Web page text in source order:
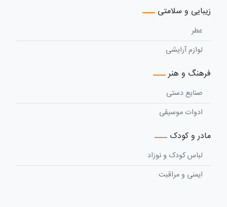
زیبایی و سلامتی
عطر
لوازم آرایشی
فرهنگ و هنر
صنایع دستی
ادوات موسیقی
مادر و کودک
لباس کودک و نوزاد
ایمنی و مراقبت